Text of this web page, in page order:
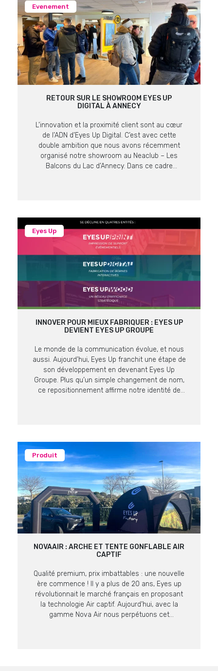
Evenement
RETOUR SUR LE SHOWROOM EYES UP
DIGITAL À ANNECY
L’innovation et la proximité client sont au cœur
de l’ADN d’Eyes Up Digital. C’est avec cette
double ambition que nous avons récemment
organisé notre showroom au Neaclub – Les
Balcons du Lac d’Annecy. Dans ce cadre
Eyes Up
INNOVER POUR MIEUX FABRIQUER : EYES UP
DEVIENT EYES UP GROUPE
Le monde de la communication évolue, et nous
aussi. Aujourd’hui, Eyes Up franchit une étape de
son développement en devenant Eyes Up
Groupe. Plus qu’un simple changement de nom,
ce repositionnement affirme notre identité de
Produit
NOVAAIR : ARCHE ET TENTE GONFLABLE AIR
CAPTIF
Qualité premium, prix imbattables : une nouvelle
ère commence ! Il y a plus de 20 ans, Eyes up
révolutionnait le marché français en proposant
la technologie Air captif. Aujourd’hui, avec la
gamme Nova Air nous perpétuons cet